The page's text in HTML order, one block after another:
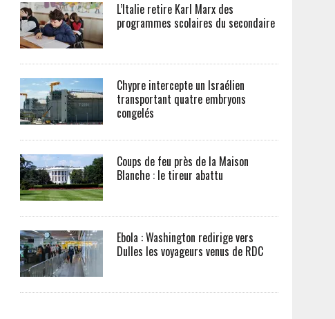
L’Italie retire Karl Marx des
programmes scolaires du secondaire
Chypre intercepte un Israélien
transportant quatre embryons
congelés
Coups de feu près de la Maison
Blanche : le tireur abattu
Ebola : Washington redirige vers
Dulles les voyageurs venus de RDC